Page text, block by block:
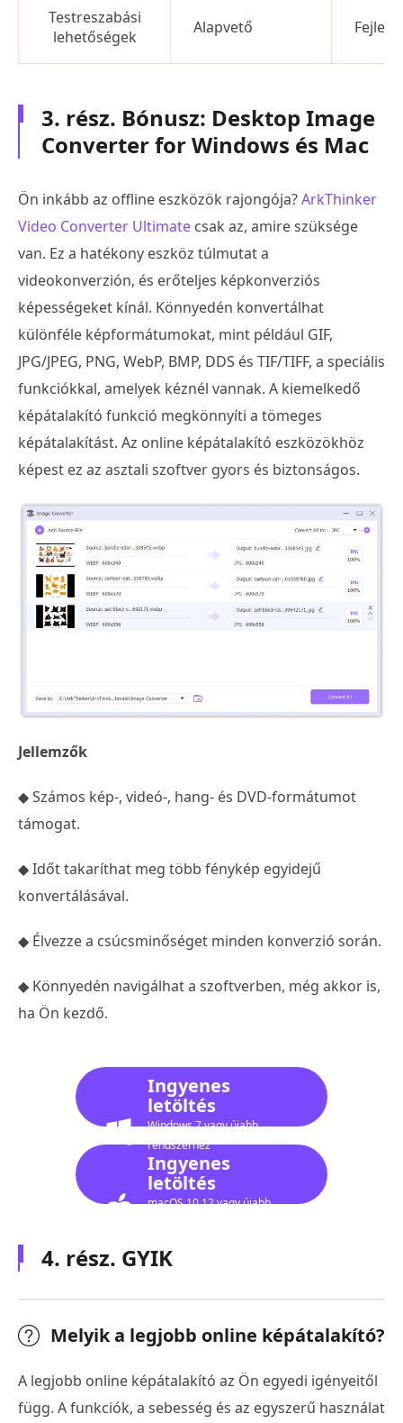
Testreszabási
lehetőségek
Alapvető Fejlett
3. rész. Bónusz: Desktop Image
Converter for Windows és Mac
Ön inkább az offline eszközök rajongója?ArkThinker
Video Converter Ultimate csak az, amire szüksége
van. Ez a hatékony eszköz túlmutat a
videokonverzión, és erőteljes képkonverziós
képességeket kínál. Könnyedén konvertálhat
különféle képformátumokat, mint például GIF,
JPG/JPEG, PNG, WebP, BMP, DDS és TIF/TIFF, a speciális
funkciókkal, amelyek kéznél vannak. A kiemelkedő
képátalakító funkció megkönnyíti a tömeges
képátalakítást. Az online képátalakító eszközökhöz
képest ez az asztali szoftver gyors és biztonságos.
Jellemzők
◆ Számos kép-, videó-, hang- és DVD-formátumot
támogat.
◆ Időt takaríthat meg több fénykép egyidejű
konvertálásával.
◆ Élvezze a csúcsminőséget minden konverzió során.
◆ Könnyedén navigálhat a szoftverben, még akkor is,
ha Ön kezdő.
Ingyenes
letöltés
Windows 7 vagy újabb
rendszerhez
Ingyenes
letöltés
macOS 10.12 vagy újabb
4. rész. GYIK
Melyik a legjobb online képátalakító?
A legjobb online képátalakító az Ön egyedi igényeitől
függ. A funkciók, a sebesség és az egyszerű használat